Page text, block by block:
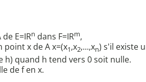
E=IRn dans F=IRm,
x de A x=(x1,x2,...,xn) s'il existe
quand h tend vers 0 soit nulle.
de f en x.